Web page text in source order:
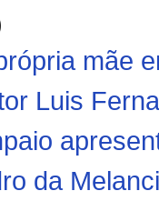
mãe
Luis
da